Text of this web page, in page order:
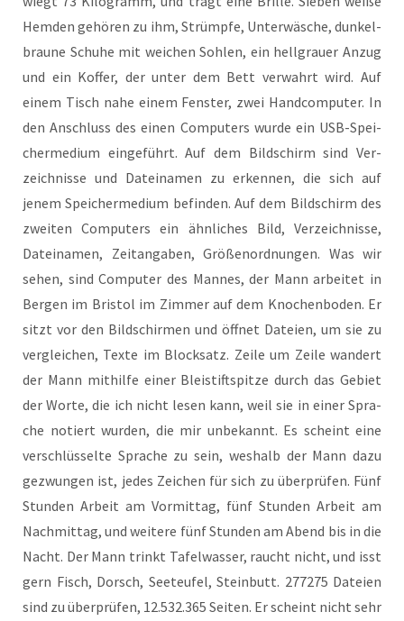
Hem­den gehö­ren zu ihm, Strümp­fe, Unter­wä­sche, dun­kel­
brau­ne Schu­he mit wei­chen Soh­len, ein hell­grau­er Anzug
und ein Kof­fer, der unter dem Bett ver­wahrt wird. Auf
einem Tisch nahe einem Fens­ter, zwei Hand­com­pu­ter. In
den Anschluss des einen Com­pu­ters wur­de ein USB-Spei­
cher­me­di­um ein­ge­führt. Auf dem Bild­schirm sind Ver­
zeich­nis­se und Datei­na­men zu erken­nen, die sich auf
jenem Spei­cher­me­di­um befin­den. Auf dem Bild­schirm des
zwei­ten Com­pu­ters ein ähn­li­ches Bild, Ver­zeich­nis­se,
Datei­na­men, Zeit­an­ga­ben, Grö­ßen­ord­nun­gen. Was wir
sehen, sind Com­pu­ter des Man­nes, der Mann arbei­tet in
Ber­gen im Bris­tol im Zim­mer auf dem Kno­chen­bo­den. Er
sitzt vor den Bild­schir­men und öff­net Datei­en, um sie zu
ver­glei­chen, Tex­te im Block­satz. Zei­le um Zei­le wan­dert
der Mann mit­hil­fe einer Blei­stift­spit­ze durch das Gebiet
der Wor­te, die ich nicht lesen kann, weil sie in einer Spra­
che notiert wur­den, die mir unbe­kannt. Es scheint eine
ver­schlüs­sel­te Spra­che zu sein, wes­halb der Mann dazu
gezwun­gen ist, jedes Zei­chen für sich zu über­prü­fen. Fünf
Stun­den Arbeit am Vor­mit­tag, fünf Stun­den Arbeit am
Nach­mit­tag, und wei­te­re fünf Stun­den am Abend bis in die
Nacht. Der Mann trinkt Tafel­was­ser, raucht nicht, und isst
gern Fisch, Dorsch, See­teu­fel, Stein­butt. 277275 Datei­en
sind zu über­prü­fen, 12.532.365 Sei­ten. Er scheint nicht sehr